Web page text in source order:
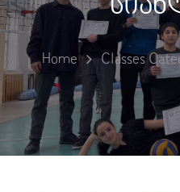
Home Classes